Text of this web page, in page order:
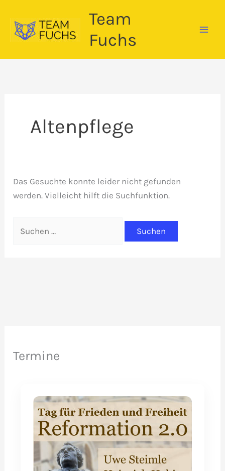
Inhalt
springen
Team
Fuchs
Altenpflege
Das Gesuchte konnte leider nicht gefunden
werden. Vielleicht hilft die Suchfunktion.
Termine